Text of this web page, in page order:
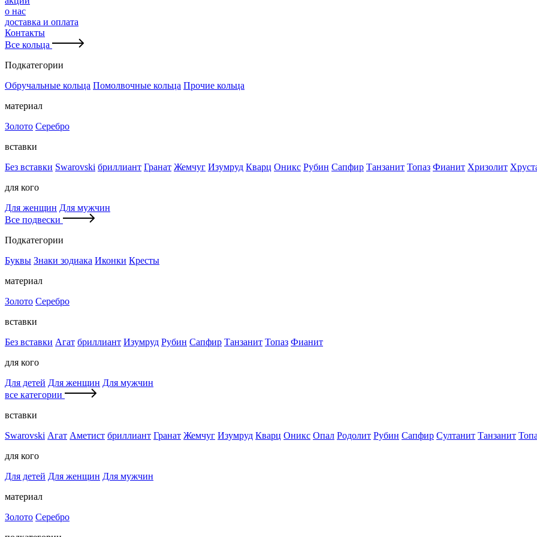
о нас
доставка и оплата
Контакты
Все кольца
Подкатегории
Обручальные кольца Помолвочные кольца Прочие кольца
материал
Золото Серебро
вставки
Без вставки Swarovski бриллиант Гранат Жемчуг Изумруд Кварц Оникс Рубин Сапфир Танзанит Топаз Фианит Хризолит
для кого
Для женщин Для мужчин
Все подвески
Подкатегории
Буквы Знаки зодиака Иконки Кресты
материал
Золото Серебро
вставки
Без вставки Агат бриллиант Изумруд Рубин Сапфир Танзанит Топаз Фианит
для кого
Для детей Для женщин Для мужчин
все категории
вставки
Swarovski Агат Аметист бриллиант Гранат Жемчуг Изумруд Кварц Оникс Опал Родолит Рубин Сапфир Султанит Танзанит
для кого
Для детей Для женщин Для мужчин
материал
Золото Серебро